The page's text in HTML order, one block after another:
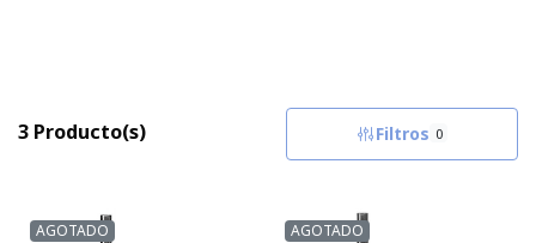
3 Producto(s) Filtros 0
AGOTADO AGOTADO